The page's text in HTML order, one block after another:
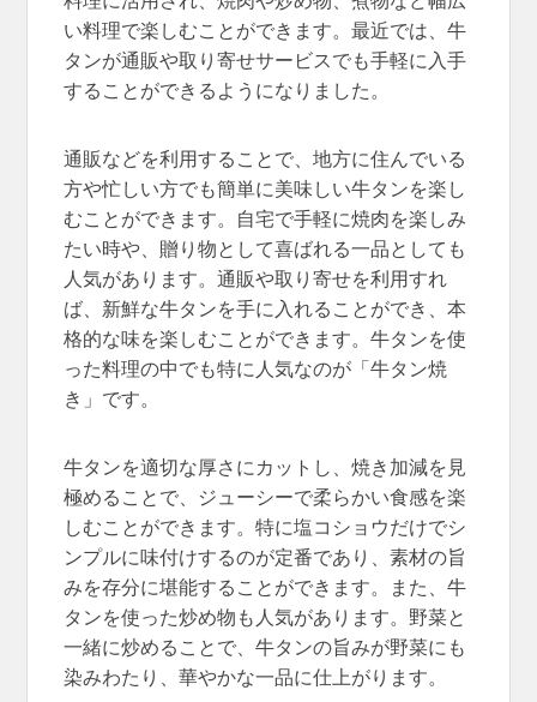
い料理で楽しむことができます。最近では、牛
タンが通販や取り寄せサービスでも手軽に入手
することができるようになりました。
通販などを利用することで、地方に住んでいる
方や忙しい方でも簡単に美味しい牛タンを楽し
むことができます。自宅で手軽に焼肉を楽しみ
たい時や、贈り物として喜ばれる一品としても
人気があります。通販や取り寄せを利用すれ
ば、新鮮な牛タンを手に入れることができ、本
格的な味を楽しむことができます。牛タンを使
った料理の中でも特に人気なのが「牛タン焼
き」です。
牛タンを適切な厚さにカットし、焼き加減を見
極めることで、ジューシーで柔らかい食感を楽
しむことができます。特に塩コショウだけでシ
ンプルに味付けするのが定番であり、素材の旨
みを存分に堪能することができます。また、牛
タンを使った炒め物も人気があります。野菜と
一緒に炒めることで、牛タンの旨みが野菜にも
染みわたり、華やかな一品に仕上がります。